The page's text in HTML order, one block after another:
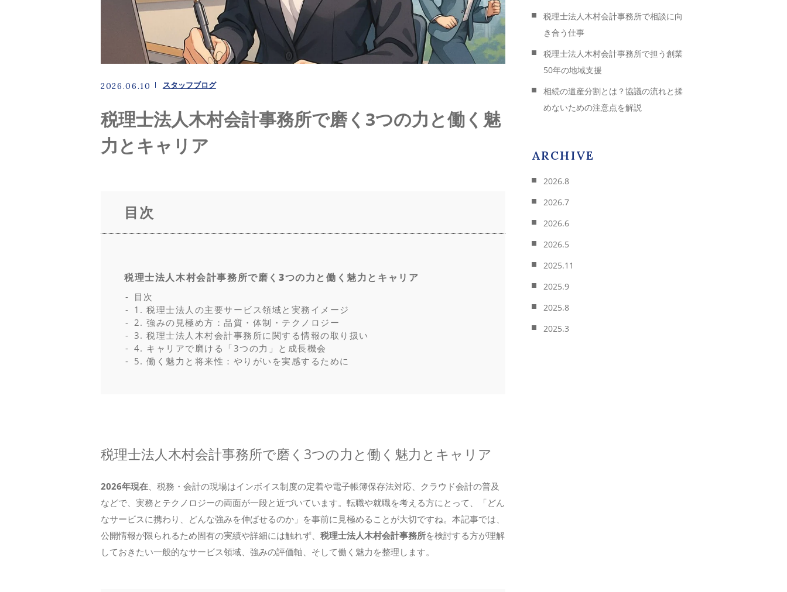
アクセス
よくある質問
ニュース
2026.06.10 スタッフブログ
税理士法人木村会計事務所で磨く3つの力と働く魅
力とキャリア
目次
税理士法人木村会計事務所で磨く3つの力と働く魅力とキャリア
目次
1. 税理士法人の主要サービス領域と実務イメージ
2. 強みの見極め方：品質・体制・テクノロジー
3. 税理士法人木村会計事務所に関する情報の取り扱い
4. キャリアで磨ける「3つの力」と成長機会
5. 働く魅力と将来性：やりがいを実感するために
税理士法人木村会計事務所で磨く3つの力と働く魅力とキャリア
2026年現在、税務・会計の現場はインボイス制度の定着や電子帳簿保存法対応、クラウド会計の普及
などで、実務とテクノロジーの両面が一段と近づいています。転職や就職を考える方にとって、「どん
なサービスに携わり、どんな強みを伸ばせるのか」を事前に見極めることが大切ですね。本記事では、
公開情報が限られるため固有の実績や詳細には触れず、 税理士法人木村会計事務所を検討する方が理解
しておきたい一般的なサービス領域、強みの評価軸、そして働く魅力を整理します。
税理士法人木村会計事務所で相談に向
き合う仕事
税理士法人木村会計事務所で担う創業
50年の地域支援
相続の遺産分割とは？協議の流れと揉
めないための注意点を解説
ARCHIVE
2026.8
2026.7
2026.6
2026.5
2025.11
2025.9
2025.8
2025.3